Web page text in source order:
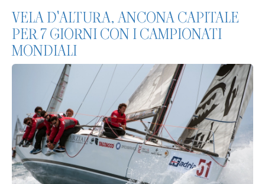
VELA D'ALTURA, ANCONA CAPITALE
PER 7 GIORNI CON I CAMPIONATI
MONDIALI